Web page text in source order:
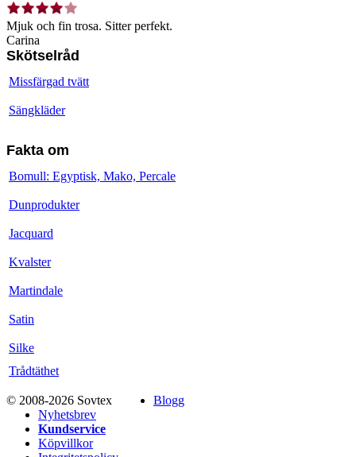
Mjuk och fin trosa. Sitter perfekt.
Carina
Skötselråd
Missfärgad tvätt
Sängkläder
Fakta om
Bomull: Egyptisk, Mako, Percale
Dunprodukter
Jacquard
Kvalster
Martindale
Satin
Silke
Trådtäthet
© 2008-2026 Sovtex
Blogg
Nyhetsbrev
Kundservice
Köpvillkor